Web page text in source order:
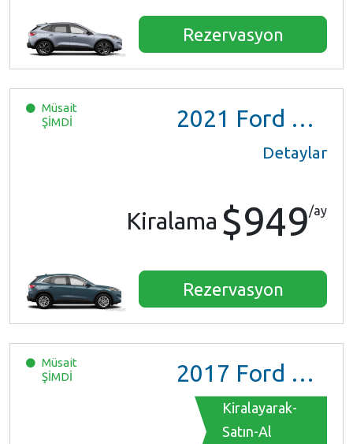
Rezervasyon
Müsait
ŞİMDİ
2021 Ford Escape SE Hybrid
Detaylar
Kiralama $949/ay
Rezervasyon
Müsait
ŞİMDİ
2017 Ford Mustang
Kiralayarak-
Satın-Al